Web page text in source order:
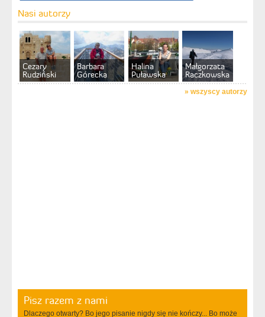
Nasi autorzy
Cezary
Rudziński
Barbara
Górecka
Halina
Puławska
Małgorzata
Raczkowska
» wszyscy autorzy
Pisz razem z nami
Dlaczego otwarty? Bo jego pisanie nigdy się nie kończy... Bo może